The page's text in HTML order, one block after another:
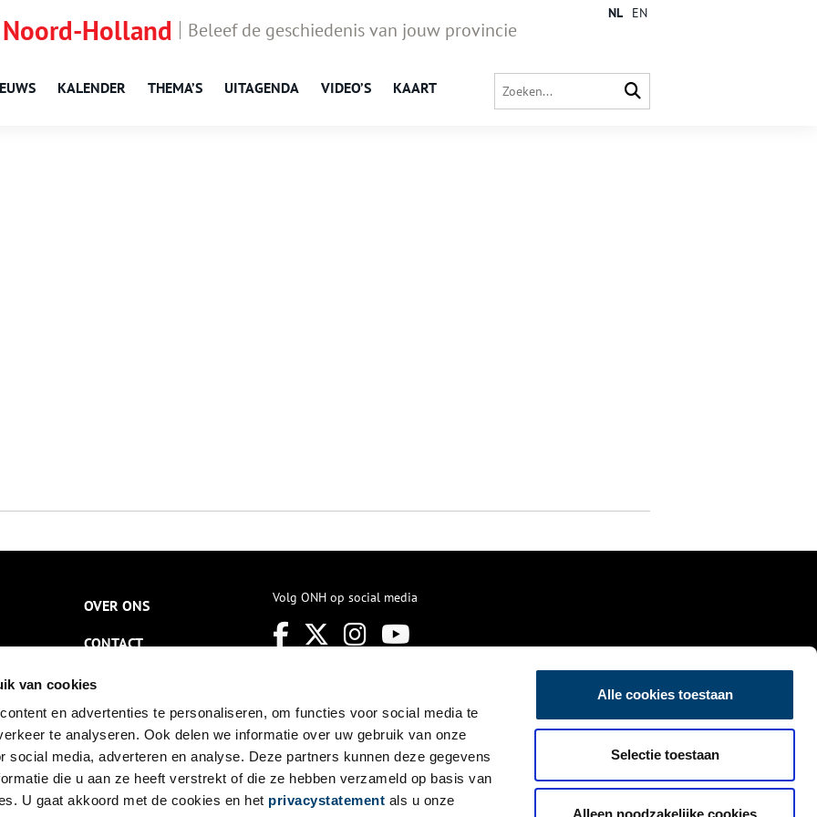
van cookies
en advertenties te personaliseren, om functies voor social media te
te analyseren. Ook delen we informatie over uw gebruik van onze
social media, adverteren en analyse. Deze partners kunnen deze gegevens
die u aan ze heeft verstrekt of die ze hebben verzameld op basis van
U gaat akkoord met de cookies en het privacystatement als u onze
Alle cookies toestaan
Selectie toestaan
Alleen noodzakelijke cookies
Holland Beleef de geschiedenis van jouw provincie
KALENDER THEMA’S UITAGENDA VIDEO’S KAART
NL EN
OVER ONS
CONTACT
NIEUWSBRIEF
DISCLAIMER
PRIVACY
TOEGANKELIJKHEID
Volg ONH op social media